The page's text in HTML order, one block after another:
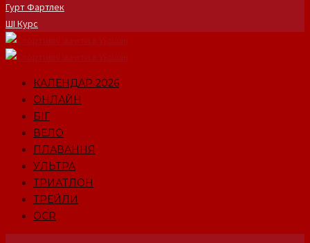
Гурт Фартлек
ШІ Курс
КАЛЕНДАР 2026
ОНЛАЙН
БІГ
ВЕЛО
ПЛАВАННЯ
УЛЬТРА
ТРИАТЛОН
ТРЕЙЛИ
OCR